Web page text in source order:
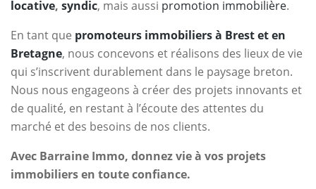
locative, syndic, mais aussi promotion immobilière.
En tant que promoteurs immobiliers à Brest et en
Bretagne, nous concevons et réalisons des lieux de vie
qui s’inscrivent durablement dans le paysage breton.
Nous nous engageons à créer des projets innovants et
de qualité, en restant à l’écoute des attentes du
marché et des besoins de nos clients.
Avec Barraine Immo, donnez vie à vos projets
immobiliers en toute confiance.